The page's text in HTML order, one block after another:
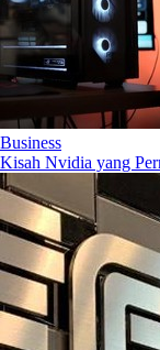
Business
Kisah Nvidia yang